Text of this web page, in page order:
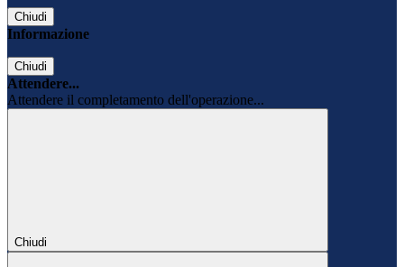
Chiudi
Informazione
Chiudi
Attendere...
Attendere il completamento dell'operazione...
Chiudi